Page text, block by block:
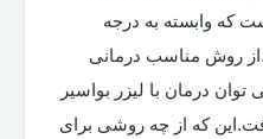
که وابسته به درجه
روش مناسب درمانی
درمان با لیزر بواسیر
که از چه روشی برای